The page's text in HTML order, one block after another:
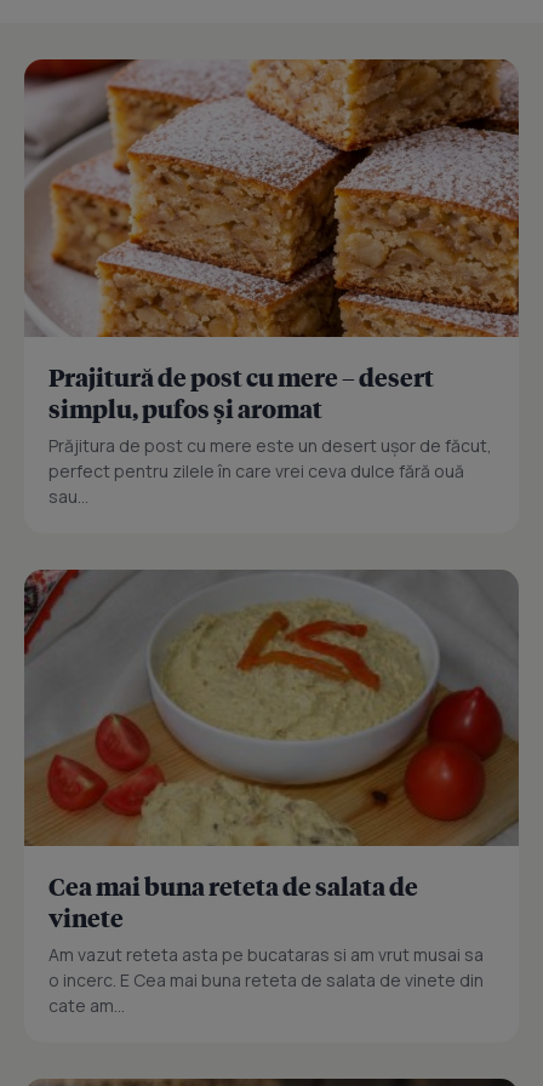
Prajitură de post cu mere – desert
simplu, pufos și aromat
Prăjitura de post cu mere este un desert ușor de făcut,
perfect pentru zilele în care vrei ceva dulce fără ouă
sau...
Cea mai buna reteta de salata de
vinete
Am vazut reteta asta pe bucataras si am vrut musai sa
o incerc. E Cea mai buna reteta de salata de vinete din
cate am...